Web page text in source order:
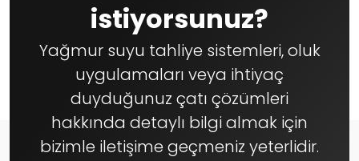
istiyorsunuz?
Yağmur suyu tahliye sistemleri, oluk
uygulamaları veya ihtiyaç
duyduğunuz çatı çözümleri
hakkında detaylı bilgi almak için
bizimle iletişime geçmeniz yeterlidir.